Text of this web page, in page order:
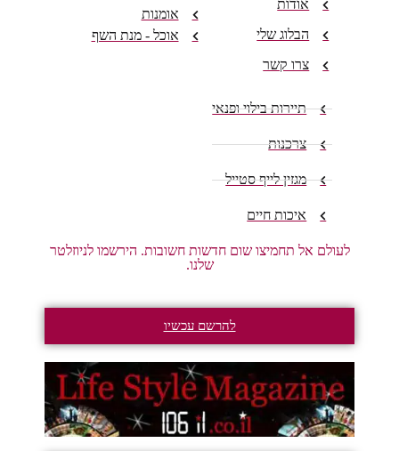
אודות
הבלוג שלי
צרו קשר
אומנות
אוכל - מנת השף
תיירות בילוי ופנאי
צרכנות
מגזין לייף סטייל
איכות חיים
לעולם אל תחמיצו שום חדשות חשובות. הירשמו לניוזלטר
שלנו.
להרשם עכשיו